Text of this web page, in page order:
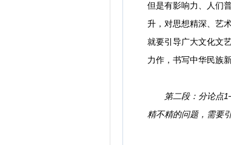
但是有影响力、人们
升，对思想精深、艺
就要引导广大文化文
力作，书写中华民族新
第二段：分论点
精不精的问题，需要